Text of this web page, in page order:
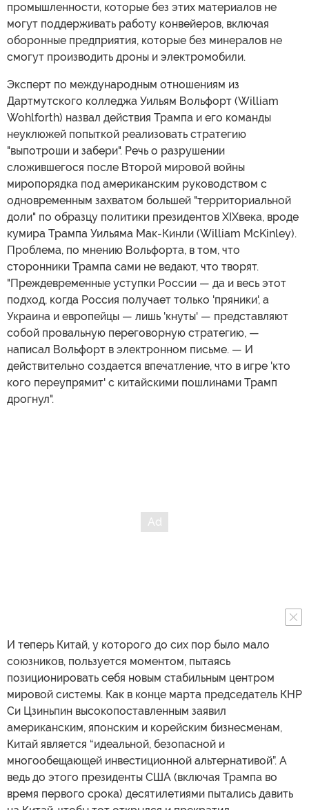
промышленности, которые без этих материалов не
могут поддерживать работу конвейеров, включая
оборонные предприятия, которые без минералов не
смогут производить дроны и электромобили.
Эксперт по международным отношениям из
Дартмутского колледжа Уильям Вольфорт (William
Wohlforth) назвал действия Трампа и его команды
неуклюжей попыткой реализовать стратегию
"выпотроши и забери". Речь о разрушении
сложившегося после Второй мировой войны
миропорядка под американским руководством с
одновременным захватом большей "территориальной
доли" по образцу политики президентов XIXвека, вроде
кумира Трампа Уильяма Мак-Кинли (William McKinley).
Проблема, по мнению Вольфорта, в том, что
сторонники Трампа сами не ведают, что творят.
"Преждевременные уступки России — да и весь этот
подход, когда Россия получает только 'пряники', а
Украина и европейцы — лишь 'кнуты' — представляют
собой провальную переговорную стратегию, —
написал Вольфорт в электронном письме. — И
действительно создается впечатление, что в игре 'кто
кого переупрямит' с китайскими пошлинами Трамп
дрогнул".
И теперь Китай, у которого до сих пор было мало
союзников, пользуется моментом, пытаясь
позиционировать себя новым стабильным центром
мировой системы. Как в конце марта председатель КНР
Си Цзиньпин высокопоставленным заявил
американским, японским и корейским бизнесменам,
Китай является “идеальной, безопасной и
многообещающей инвестиционной альтернативой”. А
ведь до этого президенты США (включая Трампа во
время первого срока) десятилетиями пытались давить